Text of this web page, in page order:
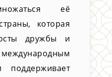
её
которая
дружбы и
поддерживает